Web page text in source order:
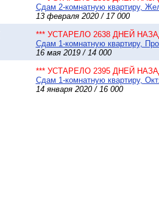
Сдам 2-комнатную квартиру,
13 февраля 2020 / 17 000
*** УСТАРЕЛО 2638 ДНЕЙ
Сдам 1-комнатную квартиру,
16 мая 2019 / 14 000
*** УСТАРЕЛО 2395 ДНЕЙ
Сдам 1-комнатную квартиру,
14 января 2020 / 16 000